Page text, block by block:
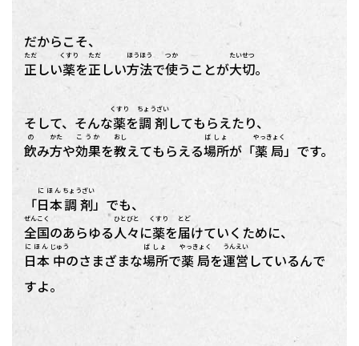
だからこそ、
正
ただ
しい薬
くすり
を正
ただ
しい方法
ほうほう
で使
つか
うことが大切
たいせつ
。
そして、そんな薬
くすり
を調剤
ちょうざい
してもらえたり、
飲
の
み方
かた
や効果
こうか
を教
おし
えてもらえる場所
ばしょ
が「薬局
やっきょく
」です。
「日本
にほん
調剤
ちょうざい
」でも、
全国
ぜんこく
のあらゆる人々
ひとびと
に薬
くすり
を届
とど
けていくために、
日本
にほん
中
じゅう
のさまざまな場所
ばしょ
で薬局
やっきょく
を運営
うんえい
しているんで
すよ。